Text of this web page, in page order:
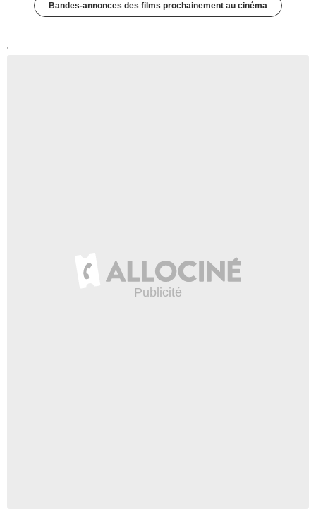
Bandes-annonces des films prochainement au cinéma
'